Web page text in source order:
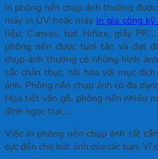
In phông nền chụp ảnh thường
máy in UV hoặc máy in gia công
liệu: Canvas, bạt Hiflex, giấy
phông nền được tươi tắn và đạt
chụp ảnh thường có những hình
sắc chân thực, hài hòa với mục
ảnh. Phông nền chụp ảnh có đa
Họa tiết vân gỗ, phông nền nhiều
đính ngọc trai,…
Việc in phông nền chụp ảnh rất
cực đến cho bức ảnh của các bạn. Ví